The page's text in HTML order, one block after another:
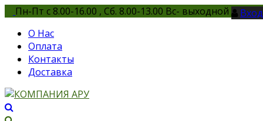
Пн-Пт с 8.00-16.00 , Сб. 8.00-13.00 Вс- выходной Вход
О Нас
Оплата
Контакты
Доставка